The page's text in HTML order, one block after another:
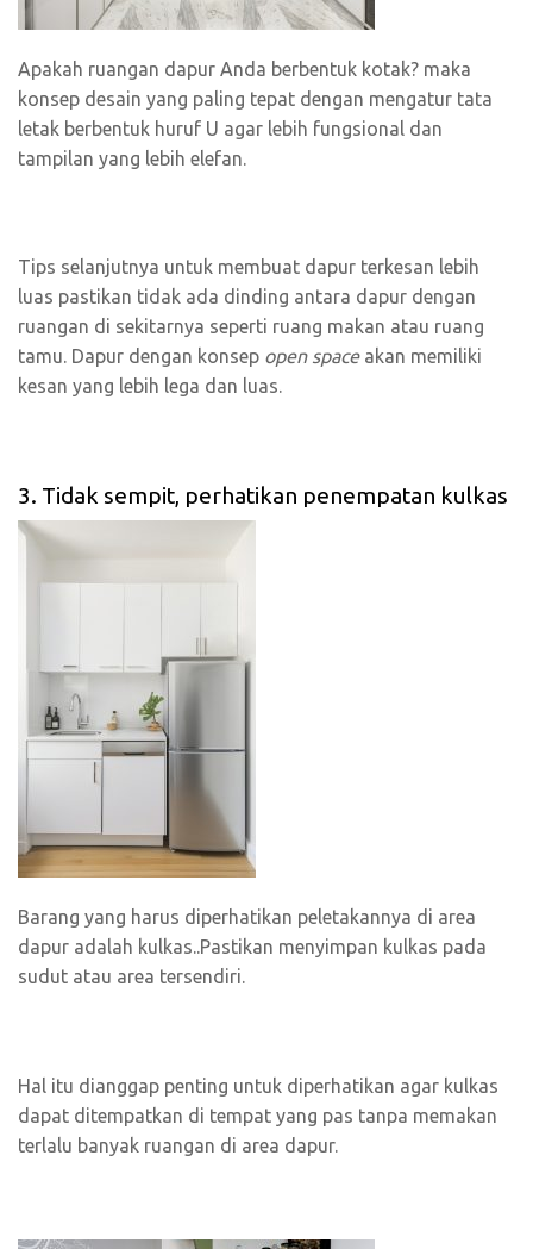
Apakah ruangan dapur Anda berbentuk kotak? maka
konsep desain yang paling tepat dengan mengatur tata
letak berbentuk huruf U agar lebih fungsional dan
tampilan yang lebih elefan.
Tips selanjutnya untuk membuat dapur terkesan lebih
luas pastikan tidak ada dinding antara dapur dengan
ruangan di sekitarnya seperti ruang makan atau ruang
tamu. Dapur dengan konsep open spaceakan memiliki
kesan yang lebih lega dan luas.
3. Tidak sempit, perhatikan penempatan kulkas
Barang yang harus diperhatikan peletakannya di area
dapur adalah kulkas..Pastikan menyimpan kulkas pada
sudut atau area tersendiri.
Hal itu dianggap penting untuk diperhatikan agar kulkas
dapat ditempatkan di tempat yang pas tanpa memakan
terlalu banyak ruangan di area dapur.